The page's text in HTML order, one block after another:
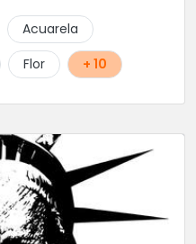
Acuarela
Flor + 10